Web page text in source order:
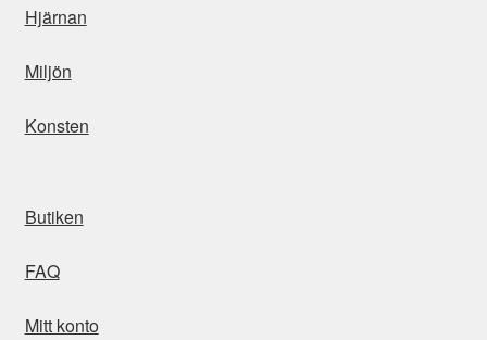
Hjärnan
Miljön
Konsten
Butiken
FAQ
Mitt konto